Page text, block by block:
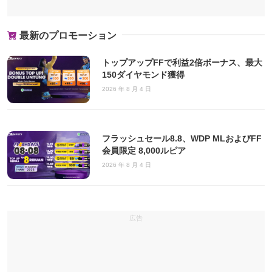
最新のプロモーション
トップアップFFで利益2倍ボーナス、最大
150ダイヤモンド獲得
2026 年 8 月 4 日
フラッシュセール8.8、WDP MLおよびFF
会員限定 8,000ルピア
2026 年 8 月 4 日
広告